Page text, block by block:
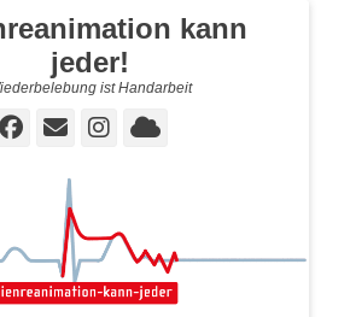
kann
jeder!
ist Handarbeit
Facebook
E-
Instagram
Cloud